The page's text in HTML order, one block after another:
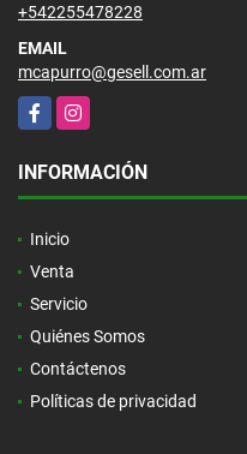
+542255478228
EMAIL
mcapurro@gesell.com.ar
FacebookInstagram
INFORMACIÓN
Inicio
Venta
Servicio
Quiénes Somos
Contáctenos
Políticas de privacidad